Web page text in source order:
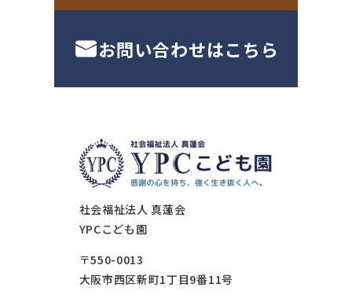
お問い合わせはこちら
社会福祉法人 真蓮会
YPCこども園
〒550-0013
大阪市西区新町1丁目9番11号